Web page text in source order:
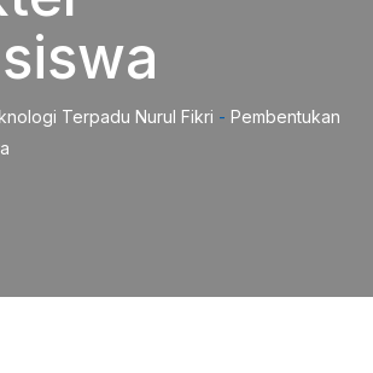
Terpadu Nurul Fikri - Pembentukan